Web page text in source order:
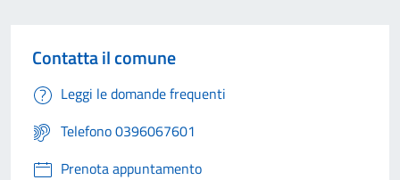
Contatta il comune
Leggi le domande frequenti
Telefono 0396067601
Prenota appuntamento